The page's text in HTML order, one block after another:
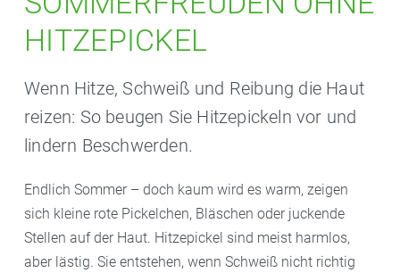
HITZEPICKEL
Wenn Hitze, Schweiß und Reibung die Haut
reizen: So beugen Sie Hitzepickeln vor und
lindern Beschwerden.
Endlich Sommer – doch kaum wird es warm, zeigen
sich kleine rote Pickelchen, Bläschen oder juckende
Stellen auf der Haut. Hitzepickel sind meist harmlos,
aber lästig. Sie entstehen, wenn Schweiß nicht richtig